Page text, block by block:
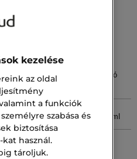
2 Retinol
Szérum
Körömápoló
Legjobb
Hidratáló
Arckrém
Armani 50ml
kezelése
az oldal
a funkciók
szabása és
biztosítása
használ.
tároljuk.